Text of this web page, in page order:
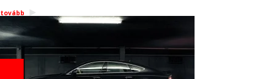
tovább